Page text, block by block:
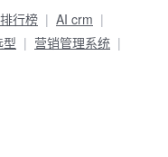
行榜
AI crm
营销管理系统